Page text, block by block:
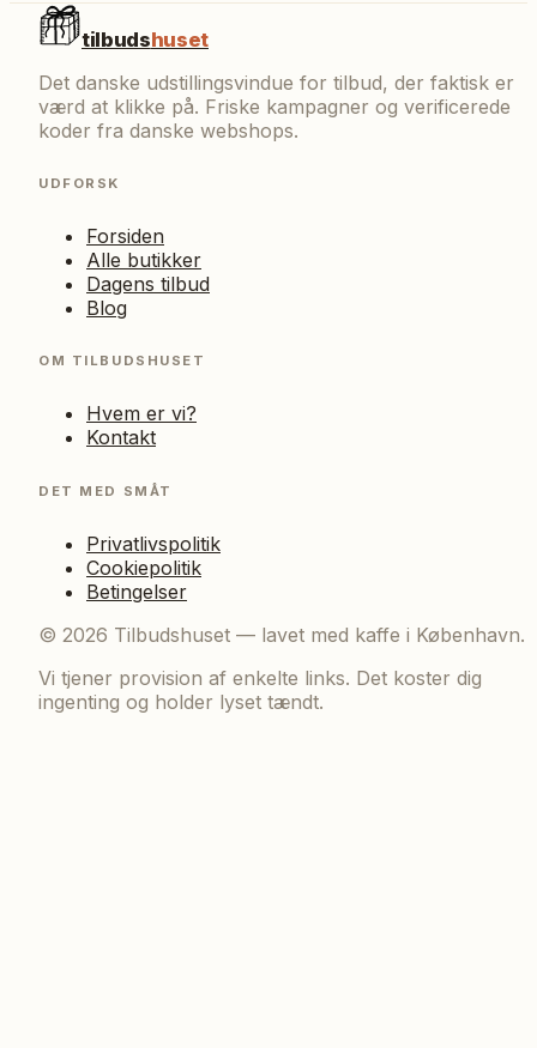
tilbudshuset
Det danske udstillingsvindue for tilbud, der faktisk er
værd at klikke på. Friske kampagner og verificerede
koder fra danske webshops.
UDFORSK
Forsiden
Alle butikker
Dagens tilbud
Blog
OM TILBUDSHUSET
Hvem er vi?
Kontakt
DET MED SMÅT
Privatlivspolitik
Cookiepolitik
Betingelser
© 2026 Tilbudshuset — lavet med kaffe i København.
Vi tjener provision af enkelte links. Det koster dig
ingenting og holder lyset tændt.